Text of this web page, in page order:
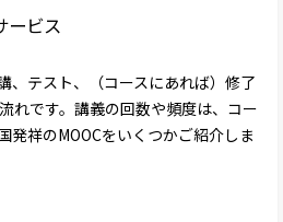
ービス
、テスト、（コースにあれば）修了
れです。講義の回数や頻度は、コー
発祥のMOOCをいくつかご紹介しま